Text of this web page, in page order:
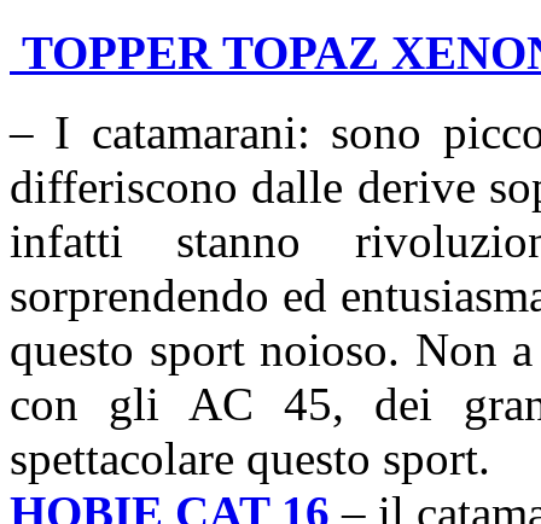
TOPPER TOPAZ
– I catamarani: sono
differiscono dalle derive
infatti stanno
sorprendendo ed
questo sport noioso. Non
con gli AC 45, dei
spettacolare questo sport.
HOBIE CAT 16 – il